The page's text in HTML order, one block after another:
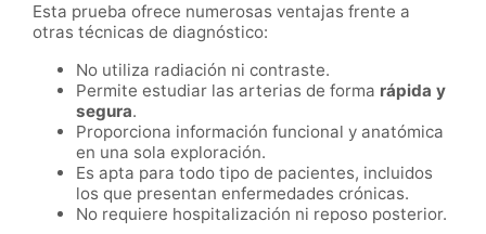
Esta prueba ofrece numerosas ventajas frente a
otras técnicas de diagnóstico:
No utiliza radiación ni contraste.
Permite estudiar las arterias de forma rápida y
segura.
Proporciona información funcional y anatómica
en una sola exploración.
Es apta para todo tipo de pacientes, incluidos
los que presentan enfermedades crónicas.
No requiere hospitalización ni reposo posterior.